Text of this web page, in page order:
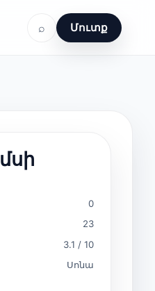
⌕ Մուտք
0
23
3.1 / 10
Սոնա